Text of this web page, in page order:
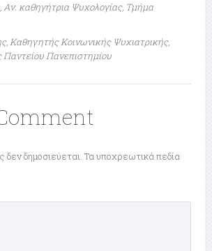
Αν. καθηγήτρια Ψυχολογίας, Τμήμα
Καθηγητής Κοινωνικής Ψυχιατρικής,
Πανεπιστημίου
δεν δημοσιεύεται. Τα υποχρεωτικά πεδία